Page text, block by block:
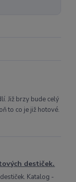
Již brzy bude celý
to co je již hotové.
destiček.
Katalog -